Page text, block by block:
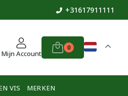
+31617911111
Mijn Account
0
VIS MERKEN